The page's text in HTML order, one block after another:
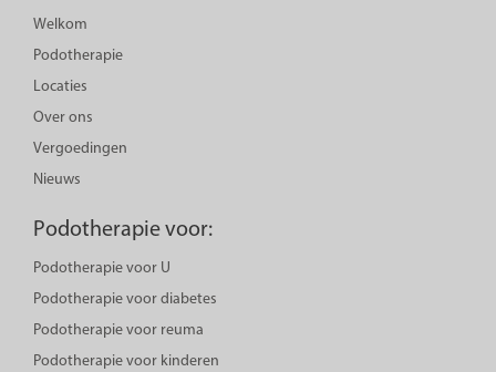
Welkom
Podotherapie
Locaties
Over ons
Vergoedingen
Nieuws
Podotherapie voor:
Podotherapie voor U
Podotherapie voor diabetes
Podotherapie voor reuma
Podotherapie voor kinderen